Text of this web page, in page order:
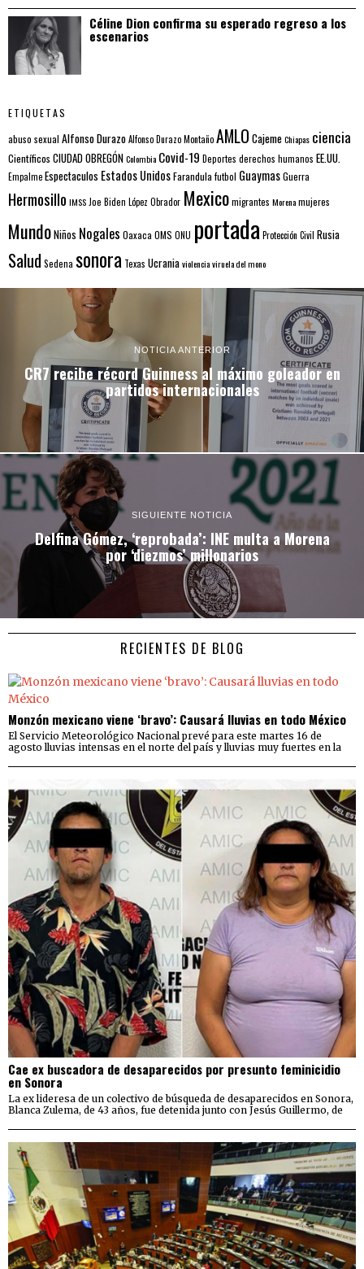
Céline Dion confirma su esperado regreso a los
escenarios
ETIQUETAS
abuso sexual Alfonso DurazoAlfonso Durazo MontañoAMLO CajemeChiapas ciencia
Científicos CIUDAD OBREGÓNColombia Covid-19 Deportes derechos humanos EE.UU.
EmpalmeEspectaculos Estados UnidosFarandulafutbol GuaymasGuerra
Hermosillo IMSSJoe Biden López Obrador Mexicomigrantes Morenamujeres
MundoNiños Nogales Oaxaca OMS ONU portada Protección Civil Rusia
Salud Sedena sonora Texas Ucraniaviolenciaviruela del mono
NOTICIA ANTERIOR
CR7 recibe récord Guinness al máximo goleador en
partidos internacionales
SIGUIENTE NOTICIA
Delfina Gómez, ‘reprobada’: INE multa a Morena
por ‘diezmos’ millonarios
RECIENTES DE BLOG
Monzón mexicano viene ‘bravo’: Causará lluvias en todo México
El Servicio Meteorológico Nacional prevé para este martes 16 de
agosto lluvias intensas en el norte del país y lluvias muy fuertes en la
Cae ex buscadora de desaparecidos por presunto feminicidio
en Sonora
La ex lideresa de un colectivo de búsqueda de desaparecidos en Sonora,
Blanca Zulema, de 43 años, fue detenida junto con Jesús Guillermo, de